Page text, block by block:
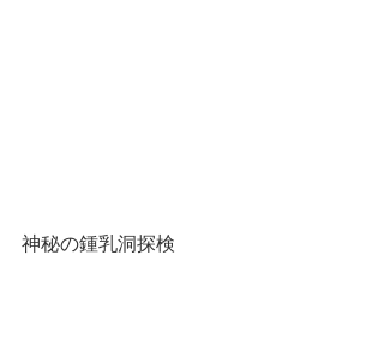
神秘の鍾乳洞探検